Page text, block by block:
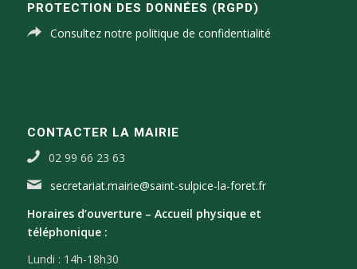
PROTECTION DES DONNÉES (RGPD)
Consultez notre politique de confidentialité
CONTACTER LA MAIRIE
02 99 66 23 63
secretariat.mairie@saint-sulpice-la-foret.fr
Horaires d’ouverture – Accueil physique et
téléphonique :
Lundi : 14h-18h30